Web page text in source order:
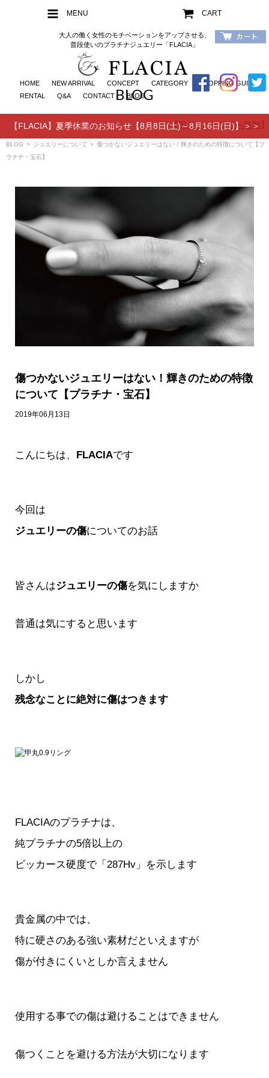
MENU CART
大人の働く女性のモチベーションをアップさせる、
普段使いのプラチナジュエリー「FLACIA」
HOME NEW ARRIVAL CONCEPT CATEGORY
SHOPPING GUIDE
RENTAL
Q&A CONTACT BLOG
【FLACIA】夏季休業のお知らせ【8月8日(土)～8月16日(日)】＞＞
BLOG
【BLOGカテゴリへ移動
BLOG > ジュエリーについて > 傷つかないジュエリーはない！輝きのための特徴について【プ
ラチナ・宝石】
傷つかないジュエリーはない！輝きのための特徴
について【プラチナ・宝石】
2019年06月13日
こんにちは、 FLACIAです
今回は
ジュエリーの傷についてのお話
皆さんはジュエリーの傷を気にしますか
普通は気にすると思います
しかし
残念なことに絶対に傷はつきます
FLACIAのプラチナは、
純プラチナの5倍以上の
ビッカース硬度で「287Hv」を示します
貴金属の中では、
特に硬さのある強い素材だといえますが
傷が付きにくいとしか言えません
使用する事での傷は避けることはできません
傷つくことを避ける方法が大切になります